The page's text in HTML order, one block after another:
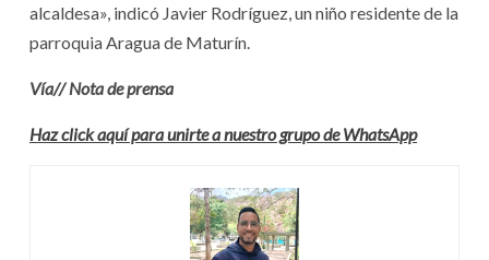
alcaldesa», indicó Javier Rodríguez, un niño residente de la
parroquia Aragua de Maturín.
Vía// Nota de prensa
Haz click aquí para unirte a nuestro grupo de WhatsApp